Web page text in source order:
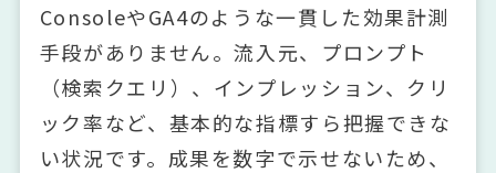
ConsoleやGA4のような一貫した効果計測
手段がありません。流入元、プロンプト
（検索クエリ）、インプレッション、クリ
ック率など、基本的な指標すら把握できな
い状況です。成果を数字で示せないため、